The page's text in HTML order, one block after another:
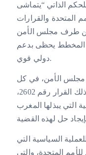
الذاتي “يتماشى
المتحدة والقرارات
من طرف مجلس الأمن
المخطط يحظى بدعم
دولي قوي.
مجلس الأمن، في كل
قراراته المتتالية منذ 2007، بما في ذلك القرار رقم 2602،
التي يبذلها المغرب
السياسية التي
المتحدة، والتي